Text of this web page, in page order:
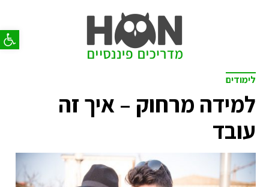
פתח
לימודים
למידה מרחוק – איך זה
עובד